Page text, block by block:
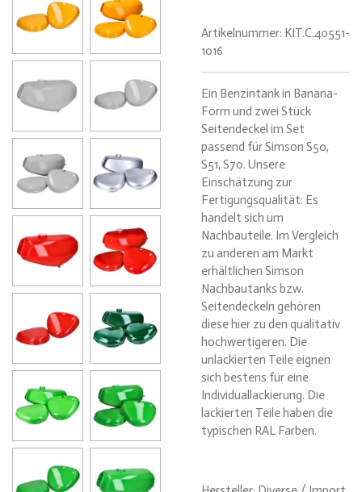
Artikelnummer: KIT.C.40551-
1016
Ein Benzintank in Banana-
Form und zwei Stück
Seitendeckel im Set
passend für Simson S50,
S51, S70. Unsere
Einschätzung zur
Fertigungsqualität: Es
handelt sich um
Nachbauteile. Im Vergleich
zu anderen am Markt
erhältlichen Simson
Nachbautanks bzw.
Seitendeckeln gehören
diese hier zu den qualitativ
hochwertigeren. Die
unlackierten Teile eignen
sich bestens für eine
Individuallackierung. Die
lackierten Teile haben die
typischen RAL Farben.